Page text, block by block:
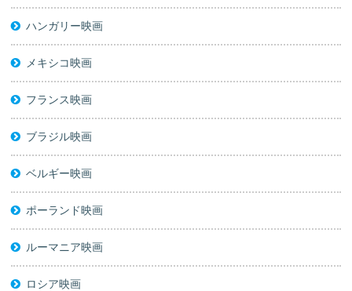
ハンガリー映画
メキシコ映画
フランス映画
ブラジル映画
ベルギー映画
ポーランド映画
ルーマニア映画
ロシア映画